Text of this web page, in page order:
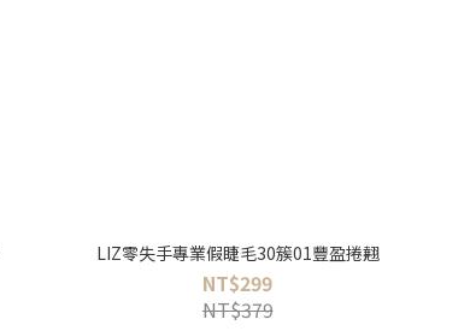
LIZ零失手專業假睫毛30簇01豐盈捲翹
NT$299
NT$379